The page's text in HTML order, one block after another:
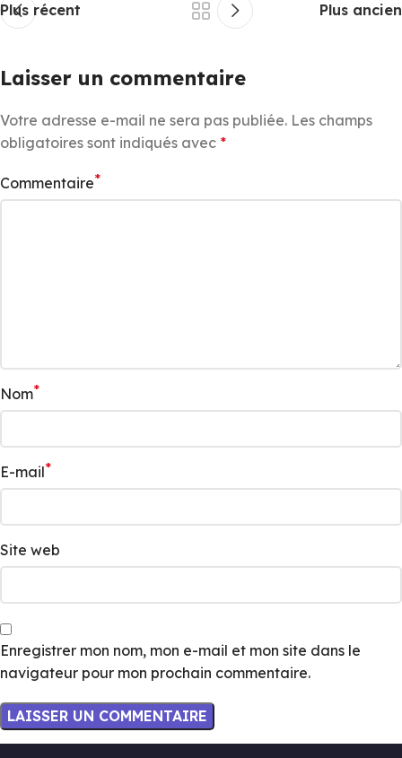
Plus récent Plus ancien
Laisser un commentaire
Votre adresse e-mail ne sera pas publiée. Les champs
obligatoires sont indiqués avec *
Commentaire*
Nom*
E-mail*
Site web
Enregistrer mon nom, mon e-mail et mon site dans le
navigateur pour mon prochain commentaire.